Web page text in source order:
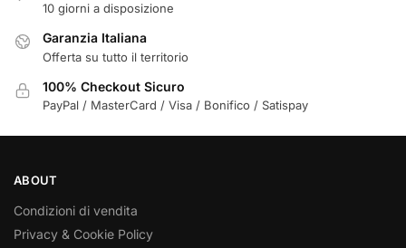
10 giorni a disposizione
Garanzia Italiana
Offerta su tutto il territorio
100% Checkout Sicuro
PayPal / MasterCard / Visa / Bonifico / Satispay
ABOUT
Condizioni di vendita
Privacy & Cookie Policy